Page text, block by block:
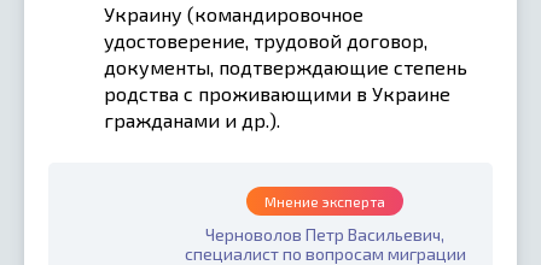
Украину (командировочное
удостоверение, трудовой договор,
документы, подтверждающие степень
родства с проживающими в Украине
гражданами и др.).
Мнение эксперта
Черноволов Петр Васильевич,
специалист по вопросам миграции